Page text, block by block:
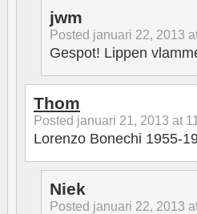
jwm
Posted januari 22, 2013
Gespot! Lippen
Thom
Posted januari 21, 2013 at
Lorenzo Bonechi 1955-
Niek
Posted januari 22, 2013